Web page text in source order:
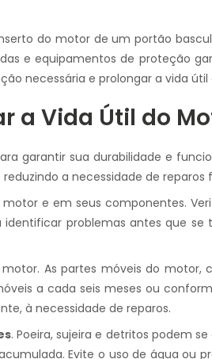
do motor de um portão
e equipamentos de proteção
necessária e prolongar a vida
a Vida Útil do
garantir sua durabilidade e
a necessidade de reparos
e em seus componentes.
problemas antes que
As partes móveis do
a cada seis meses ou
à necessidade de reparos.
. Poeira, sujeira e detritos podem
Evite o uso de água ou